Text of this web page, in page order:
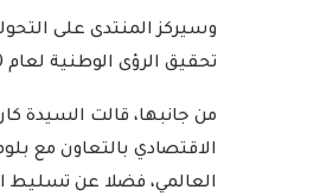
وسيركز المنتدى على
تحقيق الرؤى الوطنية لعام 2030 في قطر ودول أخرى.
الاقتصادي بالتعاون مع
العالمي، فضلا عن تسليط